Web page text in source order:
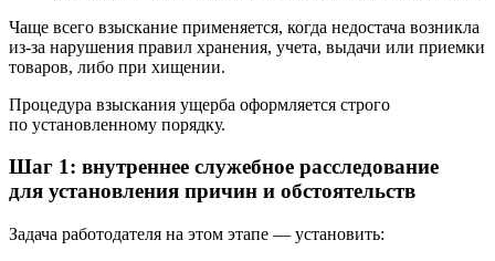
Чаще всего взыскание применяется, когда недостача возникла
из-за нарушения правил хранения, учета, выдачи или приемки
товаров, либо при хищении.
Процедура взыскания ущерба оформляется строго
по установленному порядку.
Шаг 1: внутреннее служебное расследование
для установления причин и обстоятельств
Задача работодателя на этом этапе — установить: